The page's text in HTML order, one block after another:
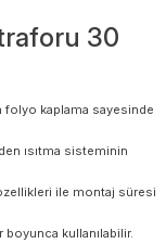
30
folyo kaplama sayesinde
ısıtma sisteminin
ile montaj süresi
kullanılabilir.